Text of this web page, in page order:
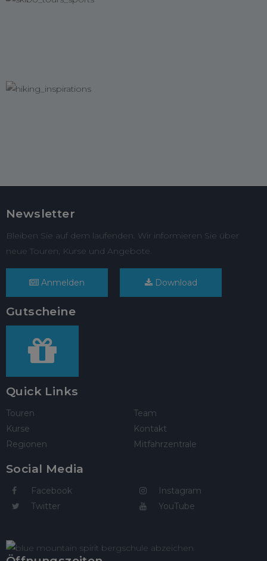
Newsletter
Bleiben Sie auf dem laufenden. Wir informieren Sie über
neue Touren, Kurse und Angebote.
Anmelden Download
Gutscheine
Quick Links
Touren
Kurse
Regionen
Team
Kontakt
Mitfahrzentrale
Social Media
Facebook
Twitter
Instagram
YouTube